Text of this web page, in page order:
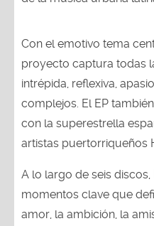
Con el emotivo tema
proyecto captura todas
intrépida, reflexiva,
complejos. El EP
con la superestrella
artistas puertorriqueños
A lo largo de seis discos,
momentos clave que
amor, la ambición, la